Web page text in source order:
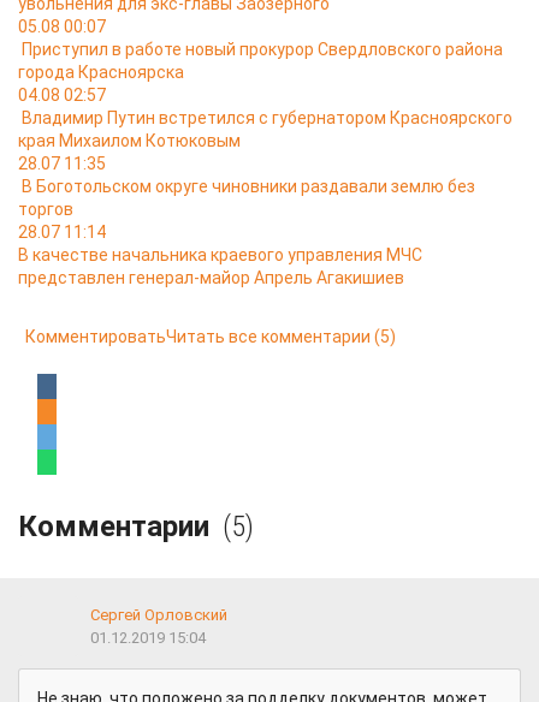
05.08 00:07
Приступил в работе новый прокурор Свердловского района
города Красноярска
04.08 02:57
Владимир Путин встретился с губернатором Красноярского
края Михаилом Котюковым
28.07 11:35
В Боготольском округе чиновники раздавали землю без
торгов
28.07 11:14
В качестве начальника краевого управления МЧС
представлен генерал-майор Апрель Агакишиев
КомментироватьЧитать все комментарии (5)
Комментарии (5)
Сергей Орловский
01.12.2019 15:04